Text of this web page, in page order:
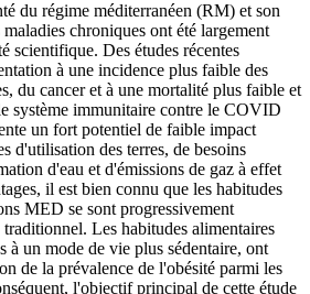
du régime méditerranéen (RM) et son
chroniques ont été largement
scientifique. Des études récentes
à une incidence plus faible des
du cancer et à une mortalité plus faible et
système immunitaire contre le COVID
un fort potentiel de faible impact
d'utilisation des terres, de besoins
d'eau et d'émissions de gaz à effet
il est bien connu que les habitudes
MED se sont progressivement
Les habitudes alimentaires
à un mode de vie plus sédentaire, ont
de la prévalence de l'obésité parmi les
l'objectif principal de cette étude